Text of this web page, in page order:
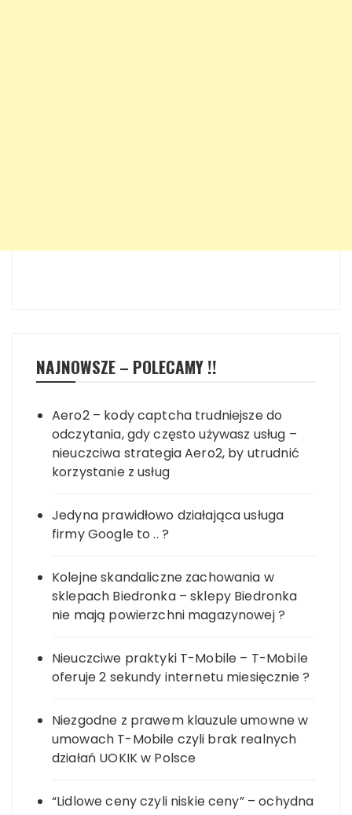
NAJNOWSZE – POLECAMY !!
Aero2 – kody captcha trudniejsze do
odczytania, gdy często używasz usług –
nieuczciwa strategia Aero2, by utrudnić
korzystanie z usług
Jedyna prawidłowo działająca usługa
firmy Google to .. ?
Kolejne skandaliczne zachowania w
sklepach Biedronka – sklepy Biedronka
nie mają powierzchni magazynowej ?
Nieuczciwe praktyki T-Mobile – T-Mobile
oferuje 2 sekundy internetu miesięcznie ?
Niezgodne z prawem klauzule umowne w
umowach T-Mobile czyli brak realnych
działań UOKIK w Polsce
“Lidlowe ceny czyli niskie ceny” – ochydna